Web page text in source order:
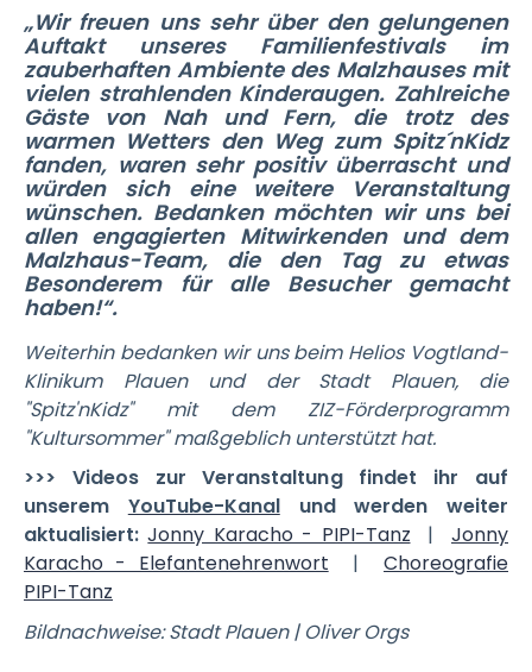
„Wir freuen uns sehr über den gelungenen
Auftakt unseres Familienfestivals im
zauberhaften Ambiente des Malzhauses mit
vielen strahlenden Kinderaugen. Zahlreiche
Gäste von Nah und Fern, die trotz des
warmen Wetters den Weg zum Spitz´nKidz
fanden, waren sehr positiv überrascht und
würden sich eine weitere Veranstaltung
wünschen. Bedanken möchten wir uns bei
allen engagierten Mitwirkenden und dem
Malzhaus-Team, die den Tag zu etwas
Besonderem für alle Besucher gemacht
haben!“.
Weiterhin bedanken wir uns beim Helios Vogtland-
Klinikum Plauen und der Stadt Plauen, die
"Spitz'nKidz" mit dem ZIZ-Förderprogramm
"Kultursommer" maßgeblich unterstützt hat.
>>> Videos zur Veranstaltung findet ihr auf
unserem YouTube-Kanalund werden weiter
aktualisiert: Jonny Karacho - PIPI-Tanz | Jonny
Karacho - Elefantenehrenwort |Choreografie
PIPI-Tanz
Bildnachweise: Stadt Plauen | Oliver Orgs